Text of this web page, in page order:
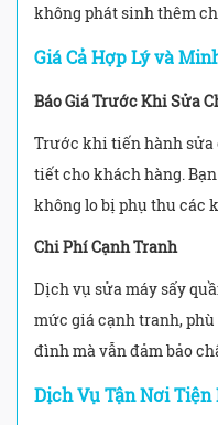
không phát sinh thêm
Giá Cả Hợp Lý và
Báo Giá Trước Khi Sửa
Trước khi tiến hành sửa
tiết cho khách hàng.
không lo bị phụ thu các
Chi Phí Cạnh Tranh
Dịch vụ sửa máy sấy
mức giá cạnh tranh,
đình mà vẫn đảm bảo
Dịch Vụ Tận Nơi Tiện